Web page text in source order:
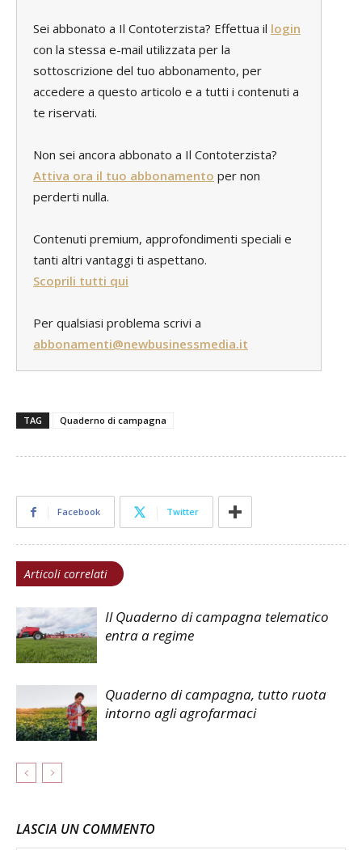
Sei abbonato a Il Contoterzista? Effettua il login
con la stessa e-mail utilizzata per la
sottoscrizione del tuo abbonamento, per
accedere a questo articolo e a tutti i contenuti a
te riservati.
Non sei ancora abbonato a Il Contoterzista?
Attiva ora il tuo abbonamento per non
perderti nulla.
Contenuti premium, approfondimenti speciali e
tanti altri vantaggi ti aspettano.
Scoprili tutti qui
Per qualsiasi problema scrivi a
abbonamenti@newbusinessmedia.it
TAG Quaderno di campagna
Facebook Twitter
Articoli correlati
Il Quaderno di campagna telematico
entra a regime
Quaderno di campagna, tutto ruota
intorno agli agrofarmaci
LASCIA UN COMMENTO